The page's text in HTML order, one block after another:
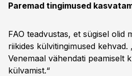
Paremad tingimused
FAO teadvustas, et sügisel olid
riikides külvitingimused kehvad.
Venemaal vähendati peamiselt
külvamist.“